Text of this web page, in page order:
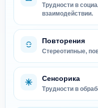
Трудности в
взаимодействии.
Повторения
Стереотипные,
Сенсорика
Трудности в